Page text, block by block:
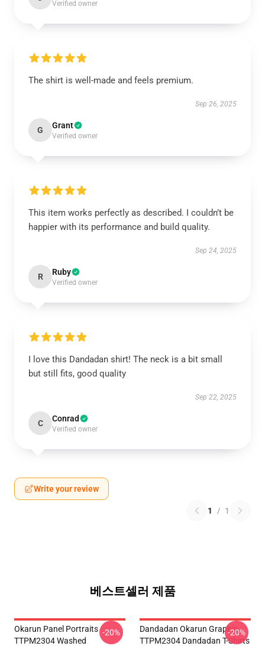
Verified owner
The shirt is well-made and feels premium.
Sep 26, 2025
G Grant
Verified owner
This item works perfectly as described. I couldn’t be
happier with its performance and build quality.
Sep 24, 2025
R Ruby
Verified owner
I love this Dandadan shirt! The neck is a bit small
but still fits, good quality
Sep 22, 2025
C Conrad
Verified owner
Write your review
1 / 1
베스트셀러 제품
Okarun Panel Portraits
TTPM2304 Washed
-20%
Dandadan Okarun Graphic
TTPM2304 Dandadan T-Shirts
-20%